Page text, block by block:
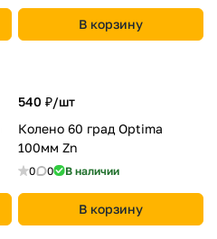
В корзину
540 ₽/шт
Колено 60 град Optima
100мм Zn
0 0 В наличии
В корзину